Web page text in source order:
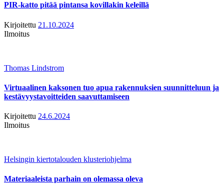
PIR-katto pitää pintansa kovillakin keleillä
Kirjoitettu 21.10.2024
Ilmoitus
Thomas Lindstrom
Virtuaalinen kaksonen tuo apua rakennuksien suunnitteluun ja
kestävyystavoitteiden saavuttamiseen
Kirjoitettu 24.6.2024
Ilmoitus
Helsingin kiertotalouden klusteriohjelma
Materiaaleista parhain on olemassa oleva